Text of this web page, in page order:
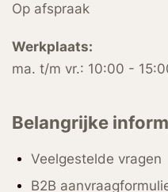
Op afspraak
Werkplaats:
ma. t/m vr.: 10:00 -
Belangrijke
Veelgestelde vragen
B2B